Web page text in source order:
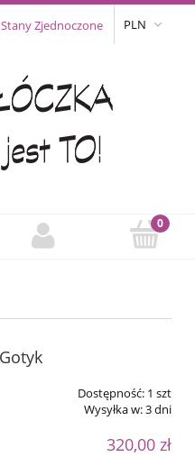
PLN
Dostępność: 1 szt
Wysyłka w:3 dni
320,00 zł